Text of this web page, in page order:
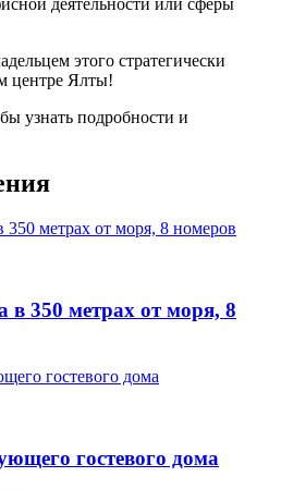
этого стратегически
центре Ялты!
узнать подробности и
в 350 метрах от моря, 8
гостевого дома